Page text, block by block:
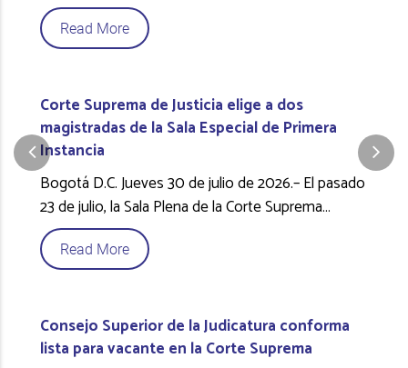
Read More
Corte Suprema de Justicia elige a dos
magistradas de la Sala Especial de Primera
Instancia
Bogotá D.C. Jueves 30 de julio de 2026.– El pasado
23 de julio, la Sala Plena de la Corte Suprema…
Read More
Consejo Superior de la Judicatura conforma
lista para vacante en la Corte Suprema